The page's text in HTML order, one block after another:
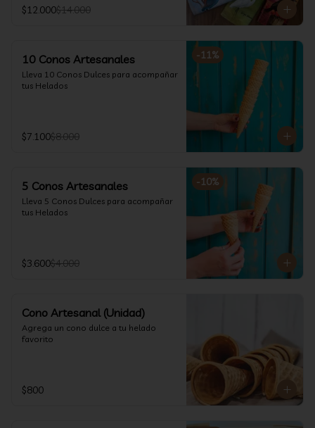
$12.000$14.000
-11%
10 Conos Artesanales
Lleva 10 Conos Dulces para acompañar
tus Helados
$7.100$8.000
-10%
5 Conos Artesanales
Lleva 5 Conos Dulces para acompañar
tus Helados
$3.600$4.000
Cono Artesanal (Unidad)
Agrega un cono dulce a tu helado
favorito
$800